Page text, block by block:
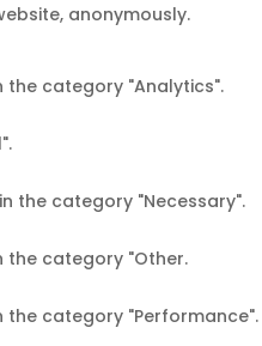
anonymously.
the category "Analytics".
the category "Necessary".
the category "Other.
the category "Performance".